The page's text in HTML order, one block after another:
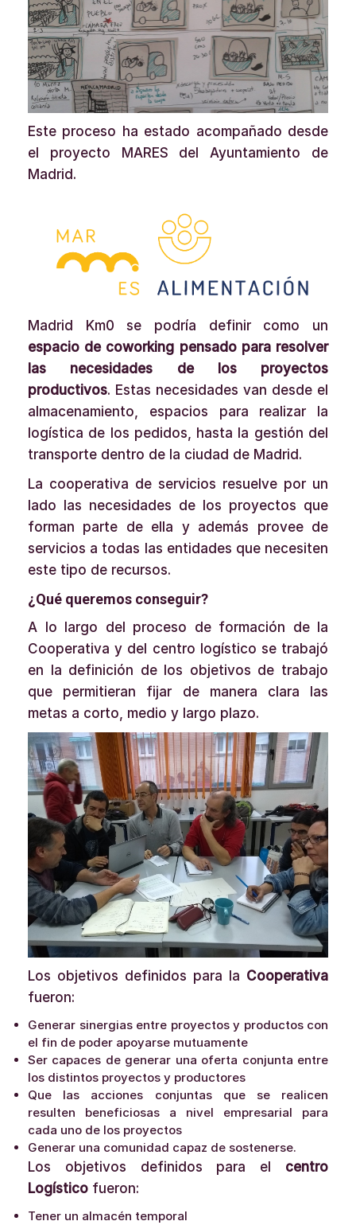
Este proceso ha estado acompañado desde
el proyecto MARES del Ayuntamiento de
Madrid.
Madrid Km0 se podría definir como un
espacio de coworking pensado para resolver
las necesidades de los proyectos
productivos. Estas necesidades van desde el
almacenamiento, espacios para realizar la
logística de los pedidos, hasta la gestión del
transporte dentro de la ciudad de Madrid.
La cooperativa de servicios resuelve por un
lado las necesidades de los proyectos que
forman parte de ella y además provee de
servicios a todas las entidades que necesiten
este tipo de recursos.
¿Qué queremos conseguir?
A lo largo del proceso de formación de la
Cooperativa y del centro logístico se trabajó
en la definición de los objetivos de trabajo
que permitieran fijar de manera clara las
metas a corto, medio y largo plazo.
Los objetivos definidos para la Cooperativa
fueron:
Generar sinergias entre proyectos y productos con
el fin de poder apoyarse mutuamente
Ser capaces de generar una oferta conjunta entre
los distintos proyectos y productores
Que las acciones conjuntas que se realicen
resulten beneficiosas a nivel empresarial para
cada uno de los proyectos
Generar una comunidad capaz de sostenerse.
Los objetivos definidos para el centro
Logístico fueron:
Tener un almacén temporal